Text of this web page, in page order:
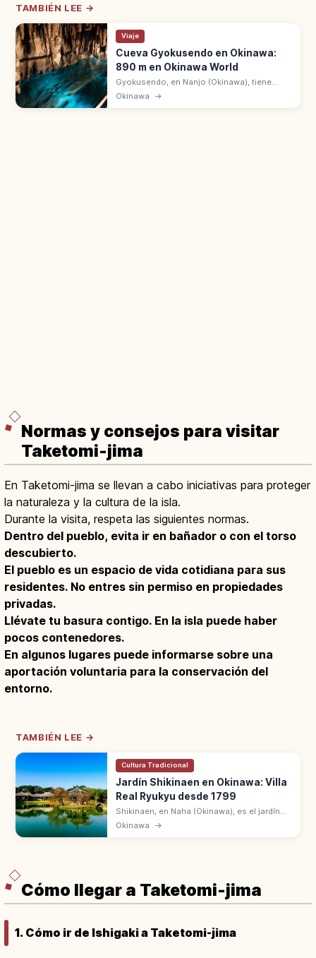
TAMBIÉN LEE →
Viaje
Cueva Gyokusendo en Okinawa:
890 m en Okinawa World
Gyokusendo, en Nanjo (Okinawa), tiene
5.000 m de galerías con 890 m abiertos en
Okinawa →
Normas y consejos para visitar
Taketomi-jima
En Taketomi-jima se llevan a cabo iniciativas para proteger
la naturaleza y la cultura de la isla.
Durante la visita, respeta las siguientes normas.
Dentro del pueblo, evita ir en bañador o con el torso
descubierto.
El pueblo es un espacio de vida cotidiana para sus
residentes. No entres sin permiso en propiedades
privadas.
Llévate tu basura contigo. En la isla puede haber
pocos contenedores.
En algunos lugares puede informarse sobre una
aportación voluntaria para la conservación del
entorno.
TAMBIÉN LEE →
Cultura Tradicional
Jardín Shikinaen en Okinawa: Villa
Real Ryukyu desde 1799
Shikinaen, en Naha (Okinawa), es el jardín
construido en 1799 como villa real de
Okinawa →
Cómo llegar a Taketomi-jima
1. Cómo ir de Ishigaki a Taketomi-jima